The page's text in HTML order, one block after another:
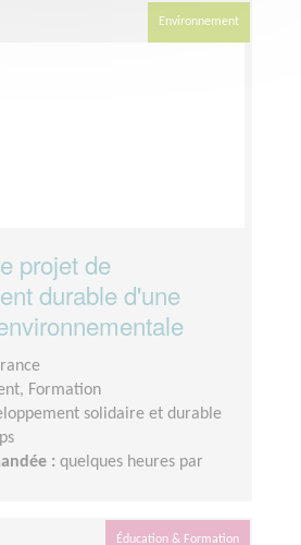
Environnement
projet de
durable d'une
Formation
solidaire et durable
: quelques heures par
Éducation & Formation